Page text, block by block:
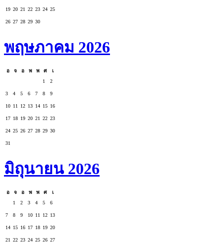
19 20 21 22 23 24 25
26 27 28 29 30
พฤษภาคม 2026
อ จ อ พ พ ศ
เ
1
2
3 4 5 6 7 8 9
10 11 12 13 14 15 16
17 18 19 20 21 22 23
24 25 26 27 28 29 30
31
มิถุนายน 2026
อ จ อ พ พ ศ
เ
1
2 3 4 5 6
7 8 9 10 11 12 13
14 15 16 17 18 19 20
21 22 23 24 25 26 27